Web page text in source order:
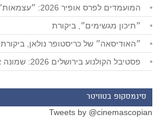
המועמדים לפרס אופיר 2026: ״עצמאות״ מוביל
״תיכון מגשימים״, ביקורת
״האודיסאה״ של כריסטופר נולאן, ביקורת
פסטיבל הקולנוע בירושלים 2026: שמונה או תשע המלצות
סינמסקופ בטוויטר
Tweets by @cinemascopian